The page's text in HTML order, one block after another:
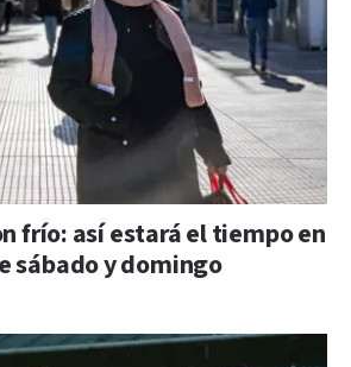
frío: así estará el tiempo en
sábado y domingo